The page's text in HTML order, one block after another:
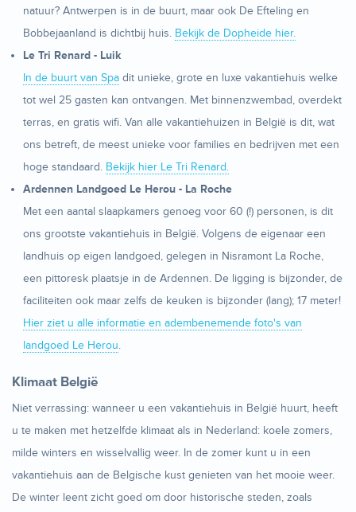
natuur? Antwerpen is in de buurt, maar ook De Efteling en
Bobbejaanland is dichtbij huis. Bekijk de Dopheide hier.
Le Tri Renard - Luik
In de buurt van Spa dit unieke, grote en luxe vakantiehuis welke
tot wel 25 gasten kan ontvangen. Met binnenzwembad, overdekt
terras, en gratis wifi. Van alle vakantiehuizen in België is dit, wat
ons betreft, de meest unieke voor families en bedrijven met een
hoge standaard. Bekijk hier Le Tri Renard.
Ardennen Landgoed Le Herou - La Roche
Met een aantal slaapkamers genoeg voor 60 (!) personen, is dit
ons grootste vakantiehuis in België. Volgens de eigenaar een
landhuis op eigen landgoed, gelegen in Nisramont La Roche,
een pittoresk plaatsje in de Ardennen. De ligging is bijzonder, de
faciliteiten ook maar zelfs de keuken is bijzonder (lang); 17 meter!
Hier ziet u alle informatie en adembenemende foto's van
landgoed Le Herou.
Klimaat België
Niet verrassing: wanneer u een vakantiehuis in België huurt, heeft
u te maken met hetzelfde klimaat als in Nederland: koele zomers,
milde winters en wisselvallig weer. In de zomer kunt u in een
vakantiehuis aan de Belgische kust genieten van het mooie weer.
De winter leent zicht goed om door historische steden, zoals